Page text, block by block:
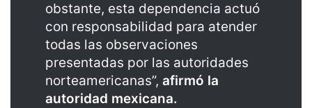
obstante, esta dependencia actuó
con responsabilidad para atender
todas las observaciones
presentadas por las autoridades
norteamericanas”, afirmó la
autoridad mexicana.